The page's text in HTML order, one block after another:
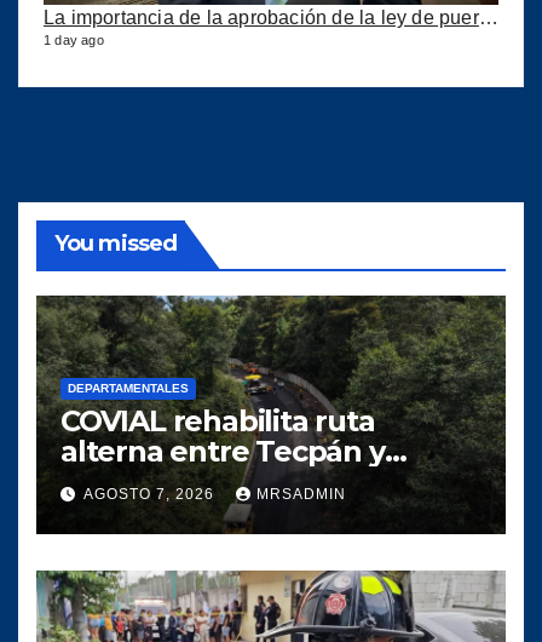
La importancia de la aprobación de la ley de puertos
1 day ago
You missed
DEPARTAMENTALES
COVIAL rehabilita ruta
alterna entre Tecpán y
Quiché para optimizar la
circulación vial
AGOSTO 7, 2026 MRSADMIN